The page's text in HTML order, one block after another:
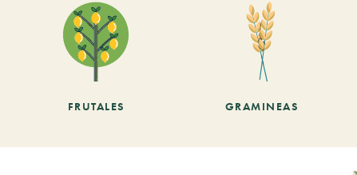
FRUTALES GRAMINEAS